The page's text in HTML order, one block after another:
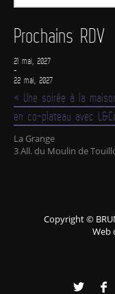
Prochains RDV
21 mai, 2027
-
22 mai, 2027
« Une soirée à la
en co-plateau avec
La Grange
3 All. du Moulin de
Copyright ©
Web